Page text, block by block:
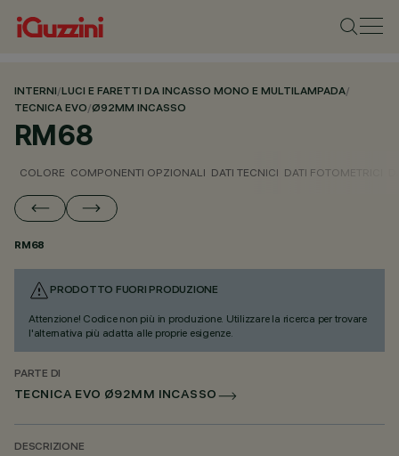
INTERNI/LUCI E FARETTI DA INCASSO MONO E MULTILAMPADA/
TECNICA EVO/Ø92MM INCASSO
RM68
COLORE COMPONENTI OPZIONALI DATI TECNICI DATI FOTOMETRICI
RM68
PRODOTTO FUORI PRODUZIONE
Attenzione! Codice non più in produzione. Utilizzare la ricerca per trovare
l'alternativa più adatta alle proprie esigenze.
PARTE DI
TECNICA EVO Ø92MM INCASSO
DESCRIZIONE